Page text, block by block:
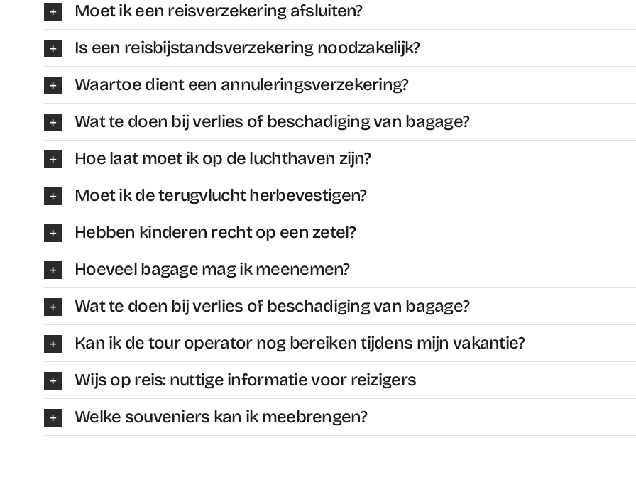
Moet ik een reisverzekering afsluiten?
Is een reisbijstandsverzekering noodzakelijk?
Waartoe dient een annuleringsverzekering?
Wat te doen bij verlies of beschadiging van bagage?
Hoe laat moet ik op de luchthaven zijn?
Moet ik de terugvlucht herbevestigen?
Hebben kinderen recht op een zetel?
Hoeveel bagage mag ik meenemen?
Wat te doen bij verlies of beschadiging van bagage?
Kan ik de tour operator nog bereiken tijdens mijn vakantie?
Wijs op reis: nuttige informatie voor reizigers
Welke souveniers kan ik meebrengen?